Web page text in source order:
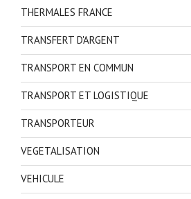
THERMALES FRANCE
TRANSFERT D'ARGENT
TRANSPORT EN COMMUN
TRANSPORT ET LOGISTIQUE
TRANSPORTEUR
VEGETALISATION
VEHICULE